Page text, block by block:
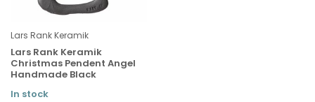
Lars Rank Keramik
Lars Rank Keramik
Christmas Pendent Angel
Handmade Black
In stock